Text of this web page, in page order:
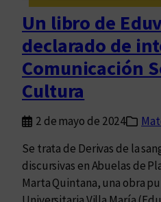
n
c
r
e
t
i
m
o
y
m
á
Un libro de
declarado de
Comunicación
Cultura
2 de mayo de 2024
Se trata de Derivas de la
discursivas en Abuelas de
Marta Quintana, una obra